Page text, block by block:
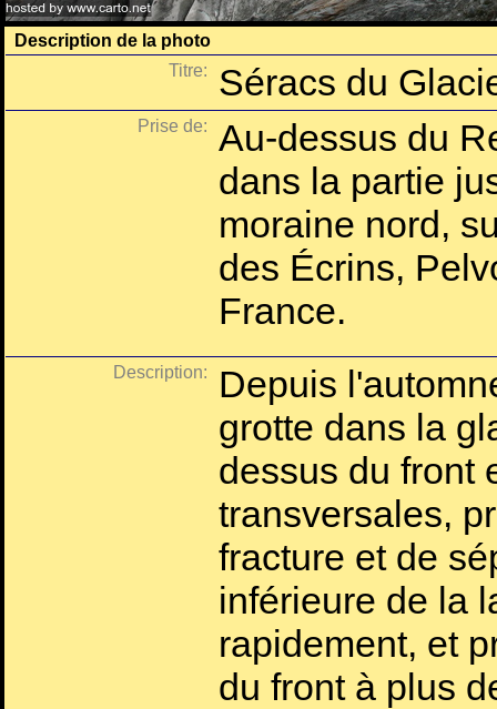
Description de la photo
Titre:
Séracs du
Prise de:
Au-dessus du
dans la partie
moraine nord,
des Écrins,
France.
Description:
Depuis
grotte dans la
dessus du front
transversales,
fracture et de
inférieure de la
rapidement, et
du front à plus